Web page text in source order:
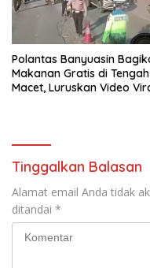
Polantas Banyuasin
Makanan Gratis di Tengah
Macet, Luruskan Video
Tinggalkan Balasan
Alamat email Anda tidak
ditandai *